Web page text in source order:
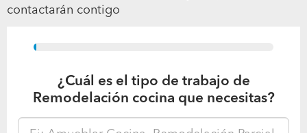
contactarán contigo
15%
¿Cuál es el tipo de trabajo de
Remodelación cocina que necesitas?